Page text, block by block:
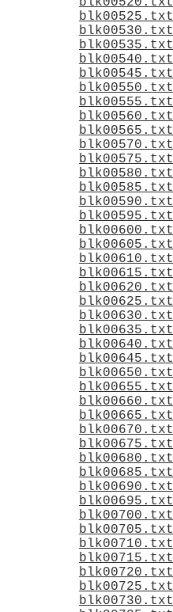
blk00525.txt
blk00530.txt
blk00535.txt
blk00540.txt
blk00545.txt
blk00550.txt
blk00555.txt
blk00560.txt
blk00565.txt
blk00570.txt
blk00575.txt
blk00580.txt
blk00585.txt
blk00590.txt
blk00595.txt
blk00600.txt
blk00605.txt
blk00610.txt
blk00615.txt
blk00620.txt
blk00625.txt
blk00630.txt
blk00635.txt
blk00640.txt
blk00645.txt
blk00650.txt
blk00655.txt
blk00660.txt
blk00665.txt
blk00670.txt
blk00675.txt
blk00680.txt
blk00685.txt
blk00690.txt
blk00695.txt
blk00700.txt
blk00705.txt
blk00710.txt
blk00715.txt
blk00720.txt
blk00725.txt
blk00730.txt